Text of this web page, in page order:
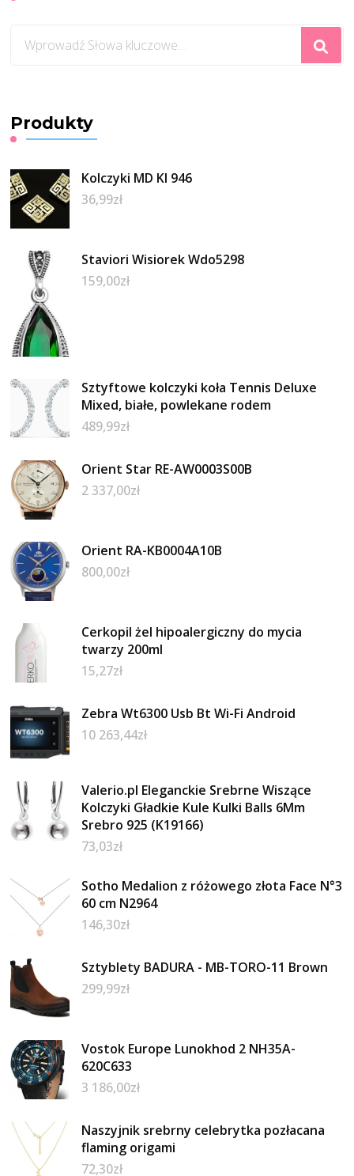
czegoś?
Produkty
Kolczyki MD KI 946
36,99zł
Staviori Wisiorek Wdo5298
159,00zł
Sztyftowe kolczyki koła Tennis Deluxe
Mixed, białe, powlekane rodem
489,99zł
Orient Star RE-AW0003S00B
2 337,00zł
Orient RA-KB0004A10B
800,00zł
Cerkopil żel hipoalergiczny do mycia
twarzy 200ml
15,27zł
Zebra Wt6300 Usb Bt Wi-Fi Android
10 263,44zł
Valerio.pl Eleganckie Srebrne Wiszące
Kolczyki Gładkie Kule Kulki Balls 6Mm
Srebro 925 (K19166)
73,03zł
Sotho Medalion z różowego złota Face N°3
60 cm N2964
146,30zł
Sztyblety BADURA - MB-TORO-11 Brown
299,99zł
Vostok Europe Lunokhod 2 NH35A-
620C633
3 186,00zł
Naszyjnik srebrny celebrytka pozłacana
flaming origami
72,30zł